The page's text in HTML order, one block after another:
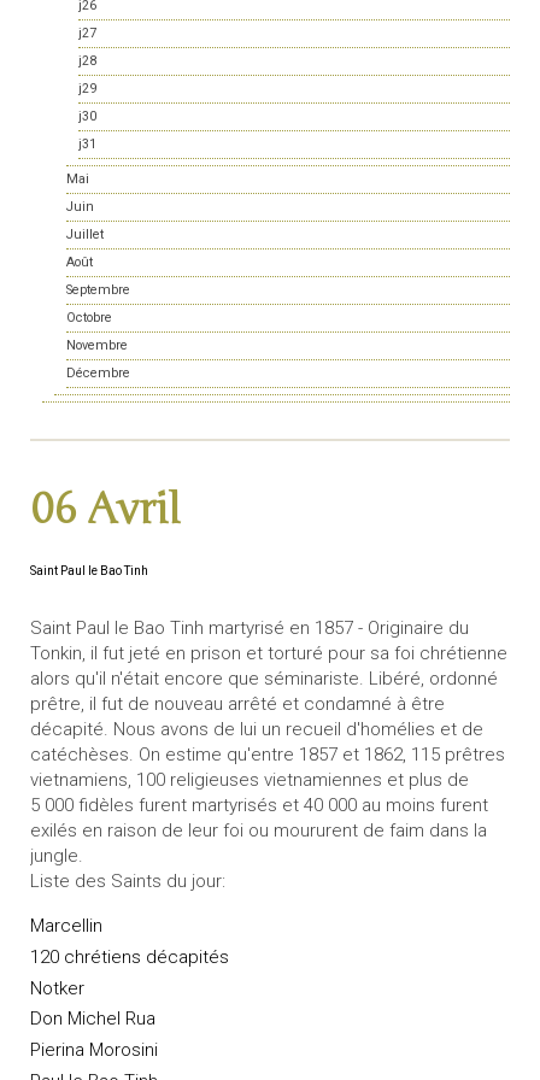
j26
j27
j28
j29
j30
j31
Mai
Juin
Juillet
Août
Septembre
Octobre
Novembre
Décembre
06 Avril
Saint Paul le Bao Tinh
Saint Paul le Bao Tinh martyrisé en 1857 - Originaire du
Tonkin, il fut jeté en prison et torturé pour sa foi chrétienne
alors qu'il n'était encore que séminariste. Libéré, ordonné
prêtre, il fut de nouveau arrêté et condamné à être
décapité. Nous avons de lui un recueil d'homélies et de
catéchèses. On estime qu'entre 1857 et 1862, 115 prêtres
vietnamiens, 100 religieuses vietnamiennes et plus de
5 000 fidèles furent martyrisés et 40 000 au moins furent
exilés en raison de leur foi ou moururent de faim dans la
jungle.
Liste des Saints du jour:
Marcellin
120 chrétiens décapités
Notker
Don Michel Rua
Pierina Morosini